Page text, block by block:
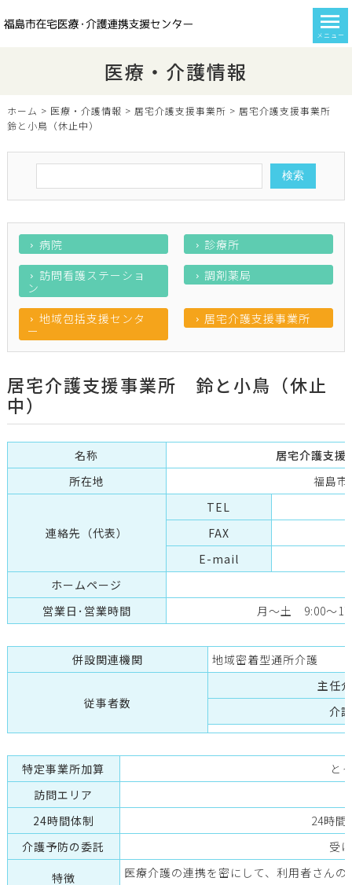
メニュー
医療・介護情報
ホーム > 医療・介護情報 > 居宅介護支援事業所 > 居宅介護支援事業所
鈴と小鳥（休止中）
病院
診療所
訪問看護ステーショ
ン
調剤薬局
地域包括支援センタ
ー
居宅介護支援事業所
居宅介護支援事業所 鈴と小鳥（休止
中）
名称
居宅介護支
所在地
福島
連絡先（代表）
TEL
FAX
E-mail
ホームページ
営業日･営業時間
月～土 9:00～
併設関連機関 地域密着型通所介護
従事者数
主任
介
特定事業所加算
と
訪問エリア
24時間体制
24時間
介護予防の委託
受
特徴
医療介護の連携を密にして、利用者さん